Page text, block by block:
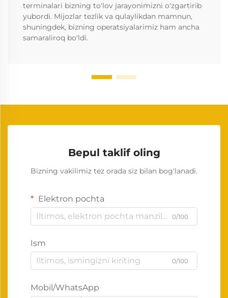
terminalari bizning to'lov jarayonimizni o'zgartirib
yubordi. Mijozlar tezlik va qulaylikdan mamnun,
shuningdek, bizning operatsiyalarimiz ham ancha
samaraliroq bo'ldi.
Bepul taklif oling
Bizning vakilimiz tez orada siz bilan bog'lanadi.
Elektron pochta
0/100
Ism
0/100
Mobil/WhatsApp